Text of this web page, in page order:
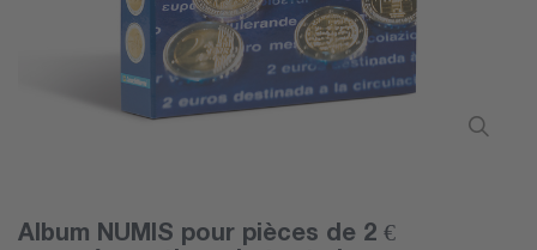
Album NUMIS pour pièces de 2 €